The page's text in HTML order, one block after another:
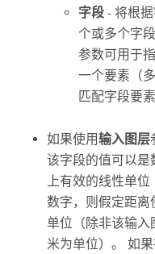
字段 - 将根
个或多个字
参数可用于
一个要素（
匹配字段要
如果使用输入图层
该字段的值可以是
上有效的线性单
数字，则假定距离
单位（除非该输入
米为单位）。 如